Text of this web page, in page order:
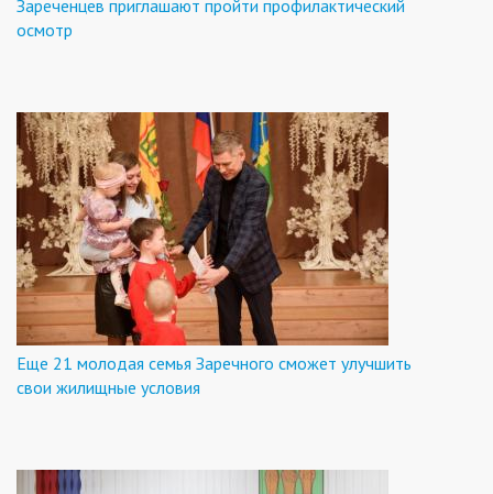
Зареченцев приглашают пройти профилактический
осмотр
Еще 21 молодая семья Заречного сможет улучшить
свои жилищные условия